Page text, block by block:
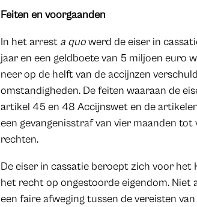
Feiten en voorgaanden
In het arrest a quowerd de eiser in
jaar en een geldboete van 5 miljoen euro
neer op de helft van de accijnzen
omstandigheden. De feiten waaraan de
artikel 45 en 48 Accijnswet en de
een gevangenisstraf van vier maanden
rechten.
De eiser in cassatie beroept zich voor
het recht op ongestoorde eigendom.
een faire afweging tussen de vereisten